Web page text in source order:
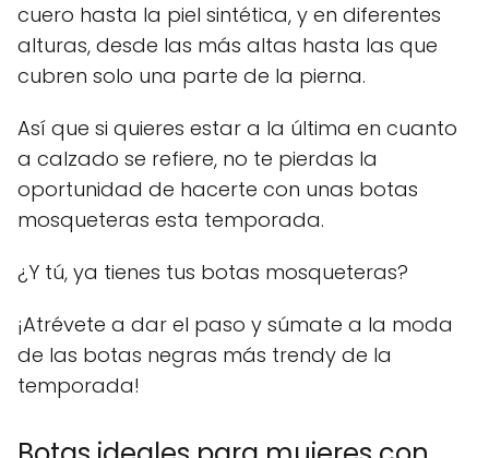
cuero hasta la piel sintética, y en diferentes
alturas, desde las más altas hasta las que
cubren solo una parte de la pierna.
Así que si quieres estar a la última en cuanto
a calzado se refiere, no te pierdas la
oportunidad de hacerte con unas botas
mosqueteras esta temporada.
¿Y tú, ya tienes tus botas mosqueteras?
¡Atrévete a dar el paso y súmate a la moda
de las botas negras más trendy de la
temporada!